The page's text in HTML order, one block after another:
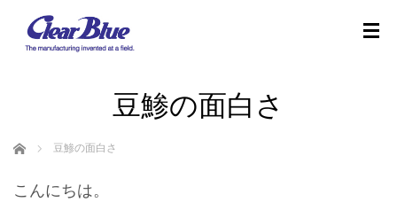
豆鯵の面白さ
ホーム 豆鯵の面白さ
こんにちは。